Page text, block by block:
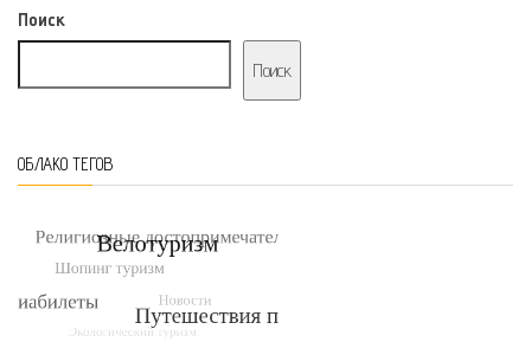
Поиск
Поиск
ОБЛАКО ТЕГОВ